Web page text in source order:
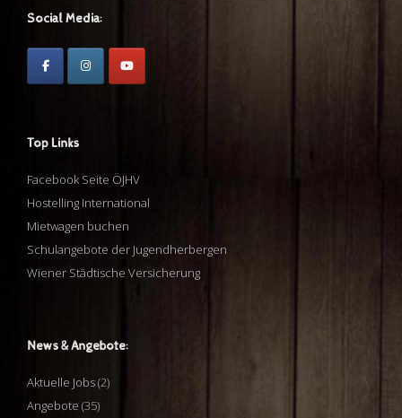
Social Media:
Top Links
Facebook Seite ÖJHV
Hostelling International
Mietwagen buchen
Schulangebote der Jugendherbergen
Wiener Städtische Versicherung
News & Angebote:
Aktuelle Jobs(2)
Angebote (35)